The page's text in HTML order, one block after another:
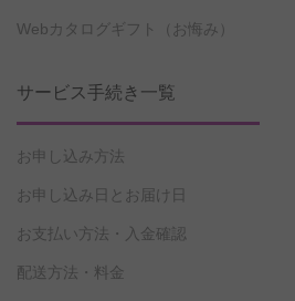
Webカタログギフト（お悔み）
サービス手続き一覧
お申し込み方法
お申し込み日とお届け日
お支払い方法・入金確認
配送方法・料金